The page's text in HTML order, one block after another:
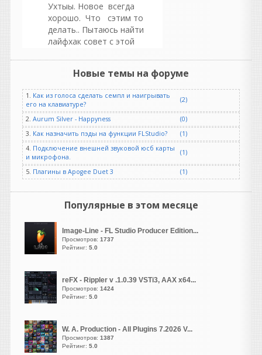
Ухтыы. Новое всегда
хорошо. Что сэтим то
делать.. Пытаюсь найти
лайфхак совет с этой
ютубе найдется..
guter
написал 06.08.2026 в
NOSTALGIA REBORN20TH
ANNIVERSARY EDITION OF
ONE OF THE MOST
POPULAR AND ENDURING
SAMPLE LIBRARIES EVER
MADE
Возрождение Ностальгии |
Скоро...
Отмечая двадцатилетие
существования в качестве
одной из самых популярных
и долговечных библиотек
Nostalgia возвращается в
специальном юбилейном
издании, посвященном 20-
летию.
Новые темы на форуме
1. Как из голоса сделать семпл и наигрывать
его на клавиатуре?
(2)
2. Aurum Silver - Happyness
(0)
3. Как назначить пэды на функции FLStudio?
(1)
4. Подключение внешней звуковой юсб карты
и микрофона.
(1)
5. Плагины в Apogee Duet 3 (1)
Популярные в этом месяце
Image-Line - FL Studio Producer Edition...
Просмотров: 1737
Рейтинг: 5.0
reFX - Rippler v .1.0.39 VSTi3, AAX x64...
Просмотров: 1424
Рейтинг: 5.0
W. A. Production - All Plugins 7.2026 V...
Просмотров: 1387
Рейтинг: 5.0